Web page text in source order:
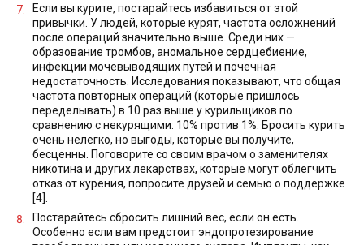
Если вы курите, постарайтесь избавиться от этой
привычки. У людей, которые курят, частота осложнений
после операций значительно выше. Среди них —
образование тромбов, аномальное сердцебиение,
инфекции мочевыводящих путей и почечная
недостаточность. Исследования показывают, что общая
частота повторных операций (которые пришлось
переделывать) в 10 раз выше у курильщиков по
сравнению с некурящими: 10% против 1%. Бросить курить
очень нелегко, но выгоды, которые вы получите,
бесценны. Поговорите со своим врачом о заменителях
никотина и других лекарствах, которые могут облегчить
отказ от курения, попросите друзей и семью о поддержке
[4].
Постарайтесь сбросить лишний вес, если он есть.
Особенно если вам предстоит эндопротезирование